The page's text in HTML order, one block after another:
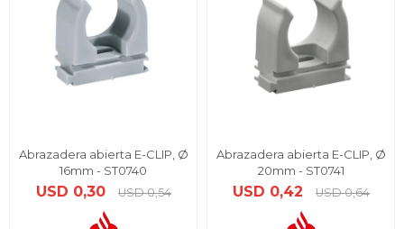
Abrazadera abierta E-CLIP, Ø
16mm - ST0740
USD 0,30 USD 0,54
Abrazadera abierta E-CLIP, Ø
20mm - ST0741
USD 0,42 USD 0,64